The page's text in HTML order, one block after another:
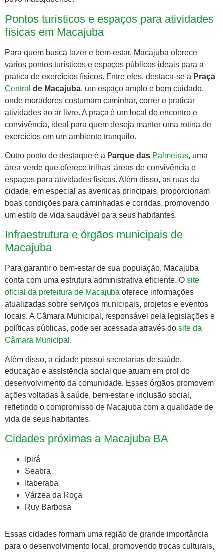
Pontos turísticos e espaços para atividades
físicas em Macajuba
Para quem busca lazer e bem-estar, Macajuba oferece
vários pontos turísticos e espaços públicos ideais para a
prática de exercícios físicos. Entre eles, destaca-se a Praça
Central de Macajuba, um espaço amplo e bem cuidado,
onde moradores costumam caminhar, correr e praticar
atividades ao ar livre. A praça é um local de encontro e
convivência, ideal para quem deseja manter uma rotina de
exercícios em um ambiente tranquilo.
Outro ponto de destaque é a Parque das Palmeiras, uma
área verde que oferece trilhas, áreas de convivência e
espaços para atividades físicas. Além disso, as ruas da
cidade, em especial as avenidas principais, proporcionam
boas condições para caminhadas e corridas, promovendo
um estilo de vida saudável para seus habitantes.
Infraestrutura e órgãos municipais de
Macajuba
Para garantir o bem-estar de sua população, Macajuba
conta com uma estrutura administrativa eficiente. O site
oficial da prefeitura de Macajuba oferece informações
atualizadas sobre serviços municipais, projetos e eventos
locais. A Câmara Municipal, responsável pela legislações e
políticas públicas, pode ser acessada através do site da
Câmara Municipal .
Além disso, a cidade possui secretarias de saúde,
educação e assistência social que atuam em prol do
desenvolvimento da comunidade. Esses órgãos promovem
ações voltadas à saúde, bem-estar e inclusão social,
refletindo o compromisso de Macajuba com a qualidade de
vida de seus habitantes.
Cidades próximas a Macajuba BA
Ipirá
Seabra
Itaberaba
Várzea da Roça
Ruy Barbosa
Essas cidades formam uma região de grande importância
para o desenvolvimento local, promovendo trocas culturais,